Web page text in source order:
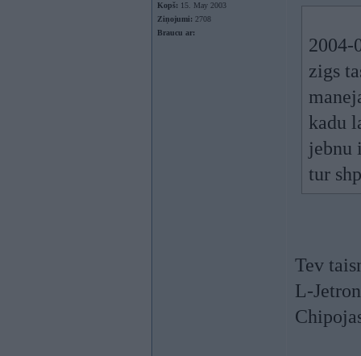
Kopš: 15. May 2003
Ziņojumi: 2708
Braucu ar:
2004-
zigs
kadu
jebnu
tur
Tev
L-